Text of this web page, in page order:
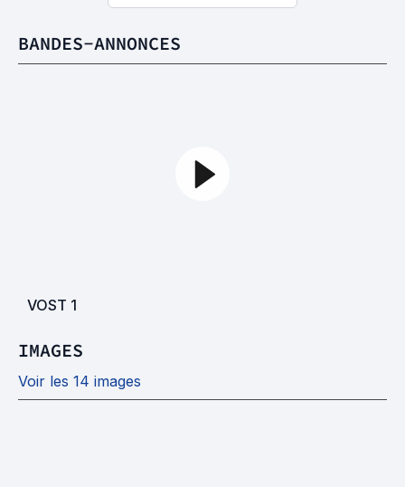
BANDES-ANNONCES
VOST 1
IMAGES
Voir les 14 images